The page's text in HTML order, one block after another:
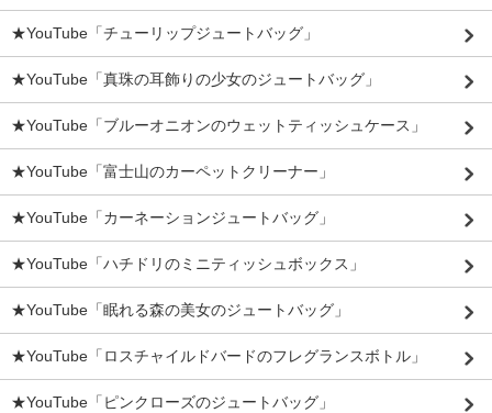
★YouTube「チューリップジュートバッグ」
★YouTube「真珠の耳飾りの少女のジュートバッグ」
★YouTube「ブルーオニオンのウェットティッシュケース」
★YouTube「富士山のカーペットクリーナー」
★YouTube「カーネーションジュートバッグ」
★YouTube「ハチドリのミニティッシュボックス」
★YouTube「眠れる森の美女のジュートバッグ」
★YouTube「ロスチャイルドバードのフレグランスボトル」
★YouTube「ピンクローズのジュートバッグ」